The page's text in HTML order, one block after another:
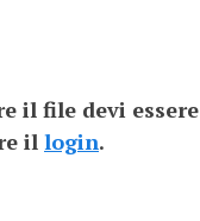
il file devi essere
il login.